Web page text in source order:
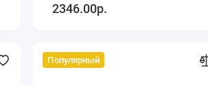
2346.00р.
Популярный